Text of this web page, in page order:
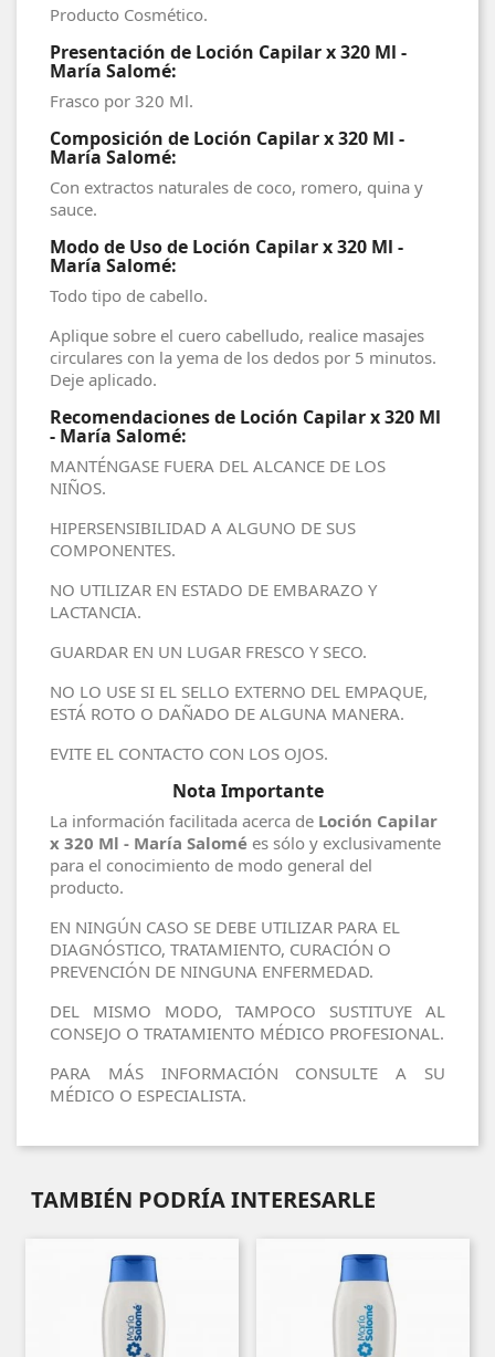
Producto Cosmético.
Presentación de Loción Capilar x 320 Ml -
María Salomé:
Frasco por 320 Ml.
Composición de Loción Capilar x 320 Ml -
María Salomé:
Con extractos naturales de coco, romero, quina y
sauce.
Modo de Uso de Loción Capilar x 320 Ml -
María Salomé:
Todo tipo de cabello.
Aplique sobre el cuero cabelludo, realice masajes
circulares con la yema de los dedos por 5 minutos.
Deje aplicado.
Recomendaciones de Loción Capilar x 320 Ml
- María Salomé:
MANTÉNGASE FUERA DEL ALCANCE DE LOS
NIÑOS.
HIPERSENSIBILIDAD A ALGUNO DE SUS
COMPONENTES.
NO UTILIZAR EN ESTADO DE EMBARAZO Y
LACTANCIA.
GUARDAR EN UN LUGAR FRESCO Y SECO.
NO LO USE SI EL SELLO EXTERNO DEL EMPAQUE,
ESTÁ ROTO O DAÑADO DE ALGUNA MANERA.
EVITE EL CONTACTO CON LOS OJOS.
Nota Importante
La información facilitada acerca de Loción Capilar
x 320 Ml - María Salomé es sólo y exclusivamente
para el conocimiento de modo general del
producto.
EN NINGÚN CASO SE DEBE UTILIZAR PARA EL
DIAGNÓSTICO, TRATAMIENTO, CURACIÓN O
PREVENCIÓN DE NINGUNA ENFERMEDAD.
DEL MISMO MODO, TAMPOCO SUSTITUYE AL
CONSEJO O TRATAMIENTO MÉDICO PROFESIONAL.
PARA MÁS INFORMACIÓN CONSULTE A SU
MÉDICO O ESPECIALISTA.
TAMBIÉN PODRÍA INTERESARLE